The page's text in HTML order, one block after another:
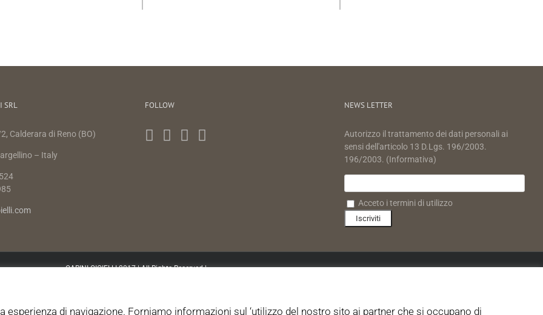
SRL
Calderara di Reno (BO)
– Italy
FOLLOW NEWS LETTER
Autorizzo il trattamento dei dati personali ai
sensi dell'articolo 13 D.Lgs. 196/2003.
196/2003. (Informativa)
Acceto i termini di utilizzo
CARINI GIOIELLI 2017 | All Rights Reserved |
di navigazione. Forniamo informazioni sul ‘utilizzo del nostro sito ai partner che si occupano di